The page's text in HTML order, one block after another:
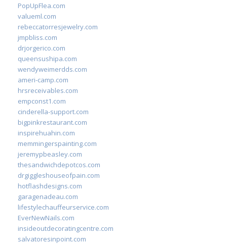
PopUpFlea.com
valueml.com
rebeccatorresjewelry.com
jmpbliss.com
drjorgerico.com
queensushipa.com
wendyweimerdds.com
ameri-camp.com
hrsreceivables.com
empconst1.com
cinderella-support.com
bigpinkrestaurant.com
inspirehuahin.com
memmingerspainting.com
jeremypbeasley.com
thesandwichdepotcos.com
drgiggleshouseofpain.com
hotflashdesigns.com
garagenadeau.com
lifestylechauffeurservice.com
EverNewNails.com
insideoutdecoratingcentre.com
salvatoresinpoint.com